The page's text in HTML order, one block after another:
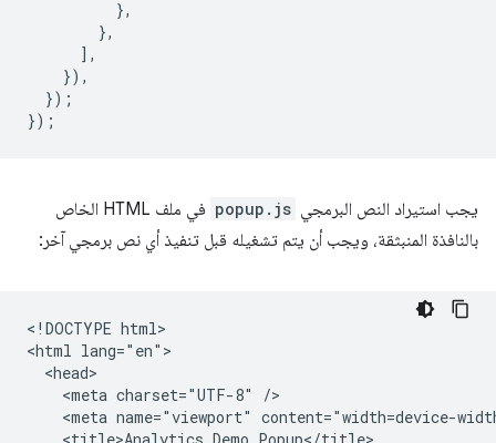
},
},
],
}),
});
});
يجب استيراد النص البرمجي popup.js
في ملف HTML الخاص
بالنافذة المنبثقة، ويجب أن يتم تشغيله قبل تنفيذ أي نص برمجي آخر:
<!DOCTYPE html>
<html lang="en">
  <head>
    <meta charset="UTF-8" />
<meta name="viewport" content="width=device-